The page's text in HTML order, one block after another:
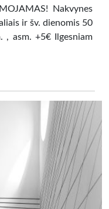
Nakvynes
ir šv. dienomis 50
, asm. +5€ Ilgesniam